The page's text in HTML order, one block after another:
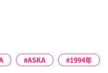
ASKA
1994年